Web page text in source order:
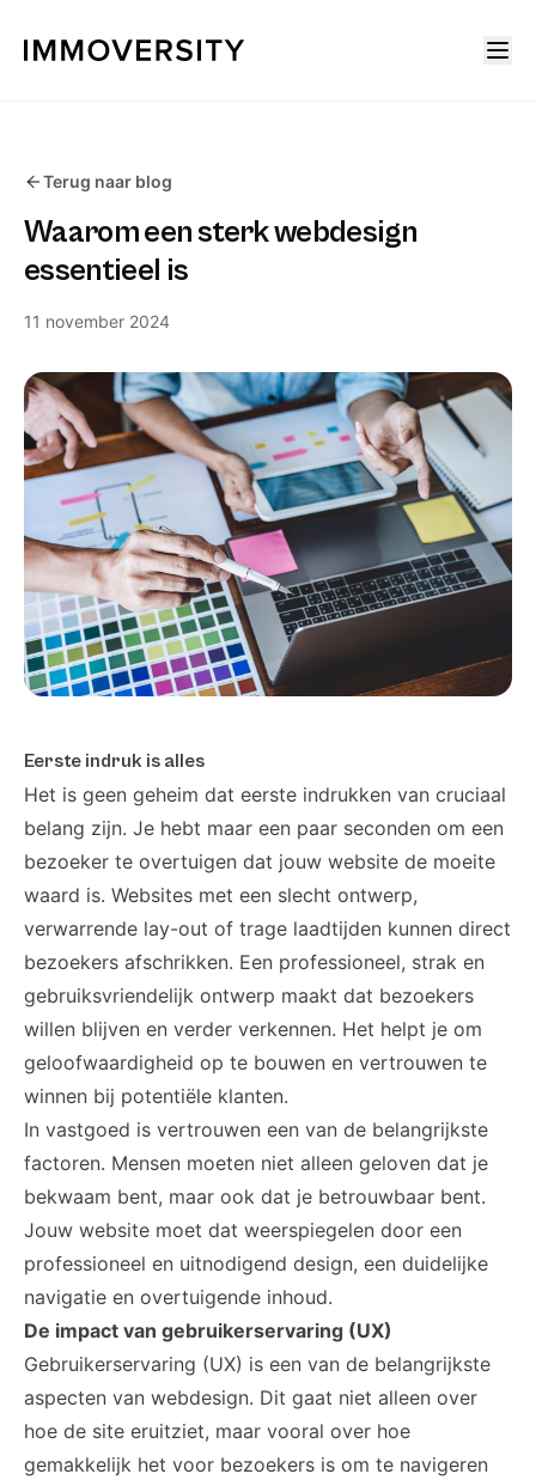
Terug naar blog
Waarom een sterk webdesign
essentieel is
11 november 2024
Eerste indruk is alles
Het is geen geheim dat eerste indrukken van cruciaal
belang zijn. Je hebt maar een paar seconden om een
bezoeker te overtuigen dat jouw website de moeite
waard is. Websites met een slecht ontwerp,
verwarrende lay-out of trage laadtijden kunnen direct
bezoekers afschrikken. Een professioneel, strak en
gebruiksvriendelijk ontwerp maakt dat bezoekers
willen blijven en verder verkennen. Het helpt je om
geloofwaardigheid op te bouwen en vertrouwen te
winnen bij potentiële klanten.
In vastgoed is vertrouwen een van de belangrijkste
factoren. Mensen moeten niet alleen geloven dat je
bekwaam bent, maar ook dat je betrouwbaar bent.
Jouw website moet dat weerspiegelen door een
professioneel en uitnodigend design, een duidelijke
navigatie en overtuigende inhoud.
De impact van gebruikerservaring (UX)
Gebruikerservaring (UX) is een van de belangrijkste
aspecten van webdesign. Dit gaat niet alleen over
hoe de site eruitziet, maar vooral over hoe
gemakkelijk het voor bezoekers is om te navigeren